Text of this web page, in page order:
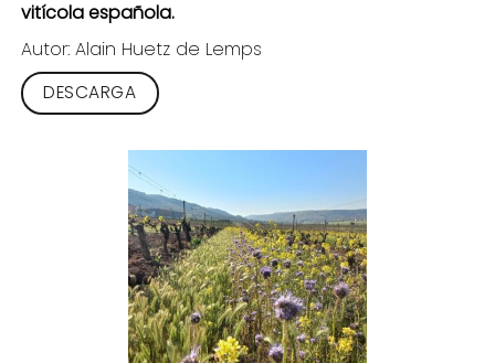
vitícola española.
Autor: Alain Huetz de Lemps
DESCARGA